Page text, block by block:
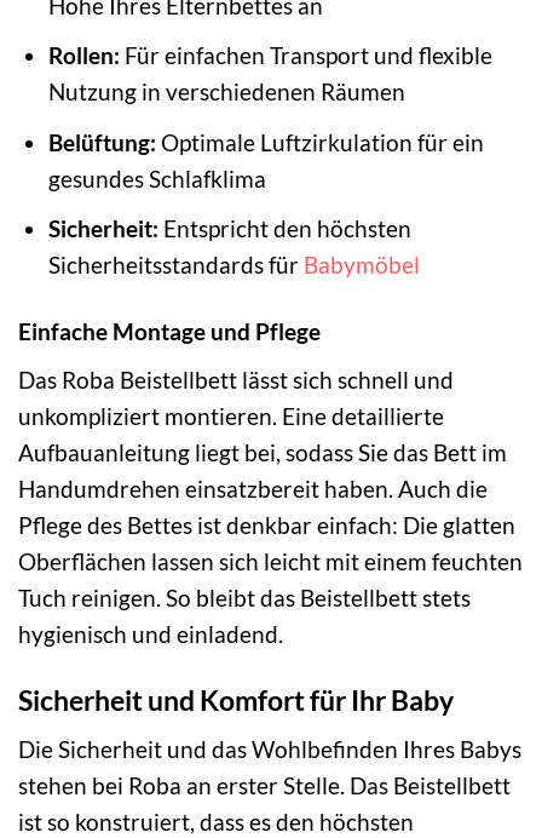
Rollen: Für einfachen Transport und flexible
Nutzung in verschiedenen Räumen
Belüftung: Optimale Luftzirkulation für ein
gesundes Schlafklima
Sicherheit: Entspricht den höchsten
Sicherheitsstandards für Babymöbel
Einfache Montage und Pflege
Das Roba Beistellbett lässt sich schnell und
unkompliziert montieren. Eine detaillierte
Aufbauanleitung liegt bei, sodass Sie das Bett im
Handumdrehen einsatzbereit haben. Auch die
Pflege des Bettes ist denkbar einfach: Die glatten
Oberflächen lassen sich leicht mit einem feuchten
Tuch reinigen. So bleibt das Beistellbett stets
hygienisch und einladend.
Sicherheit und Komfort für Ihr Baby
Die Sicherheit und das Wohlbefinden Ihres Babys
stehen bei Roba an erster Stelle. Das Beistellbett
ist so konstruiert, dass es den höchsten